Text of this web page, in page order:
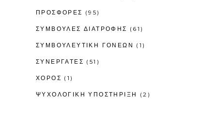
ΠΡΟΣΦΟΡΕΣ (95)
ΣΥΜΒΟΥΛΕΣ ΔΙΑΤΡΟΦΗΣ (61)
ΣΥΜΒΟΥΛΕΥΤΙΚΉ ΓΟΝΈΩΝ (1)
ΣΥΝΕΡΓΑΤΕΣ (51)
ΧΟΡΟΣ (1)
ΨΥΧΟΛΟΓΙΚΉ ΥΠΟΣΤΉΡΙΞΗ (2)